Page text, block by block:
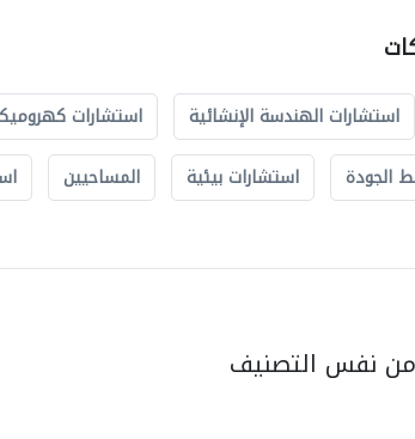
استشارات الهندسة الإنشائية استشارات
الجودة استشارات بيئية المساحيين
من نفس التصنيف